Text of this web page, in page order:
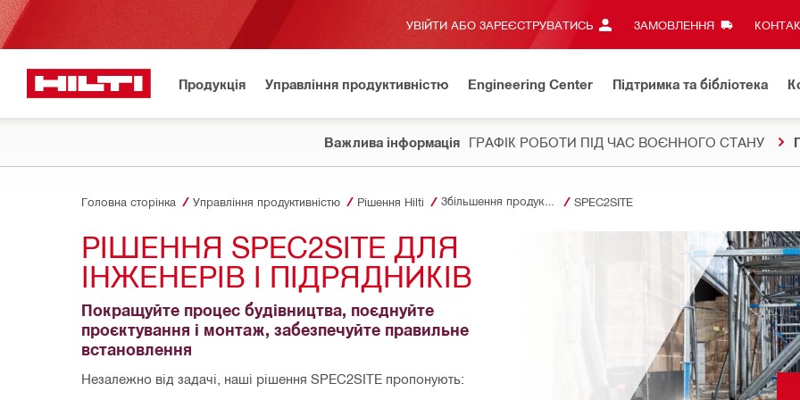
УВІЙТИ АБО ЗАРЕЄСТРУВАТИСЬ ЗАМОВЛЕННЯ
Продукція Управління продуктивністю Engineering Center Підтримка та бібліотека
Важлива інформація ГРАФІК РОБОТИ ПІД ЧАС ВОЄННОГО СТАНУ
Головна сторінка Управління продуктивністю Рішення Hilti SPEC2SITE
РІШЕННЯ SPEC2SITE ДЛЯ
ІНЖЕНЕРІВ І ПІДРЯДНИКІВ
Покращуйте процес будівництва, поєднуйте
проєктування і монтаж, забезпечуйте правильне
встановлення
Незалежно від задачі, наші рішення SPEC2SITE пропонують: